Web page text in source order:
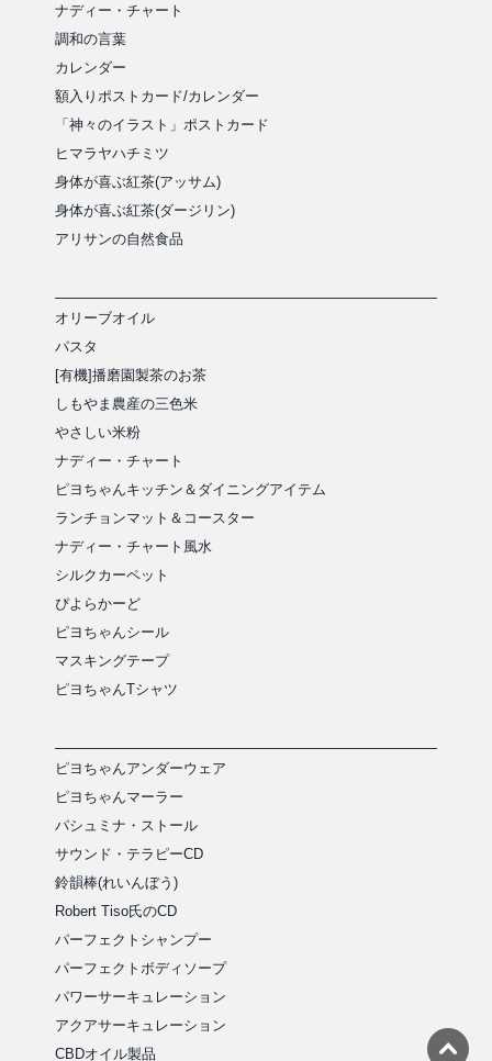
ナディー・チャート
調和の言葉
カレンダー
額入りポストカード/カレンダー
「神々のイラスト」ポストカード
ヒマラヤハチミツ
身体が喜ぶ紅茶(アッサム)
身体が喜ぶ紅茶(ダージリン)
アリサンの自然食品
オリーブオイル
パスタ
[有機]播磨園製茶のお茶
しもやま農産の三色米
やさしい米粉
ナディー・チャート
ピヨちゃんキッチン＆ダイニングアイテム
ランチョンマット＆コースター
ナディー・チャート風水
シルクカーペット
ぴよらかーど
ピヨちゃんシール
マスキングテープ
ピヨちゃんTシャツ
ピヨちゃんアンダーウェア
ピヨちゃんマーラー
パシュミナ・ストール
サウンド・テラピーCD
鈴韻棒(れいんぼう)
Robert Tiso氏のCD
パーフェクトシャンプー
パーフェクトボディソープ
パワーサーキュレーション
アクアサーキュレーション
CBDオイル製品